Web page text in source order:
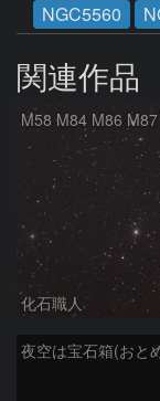
NGC5560
関連作品
化石職人